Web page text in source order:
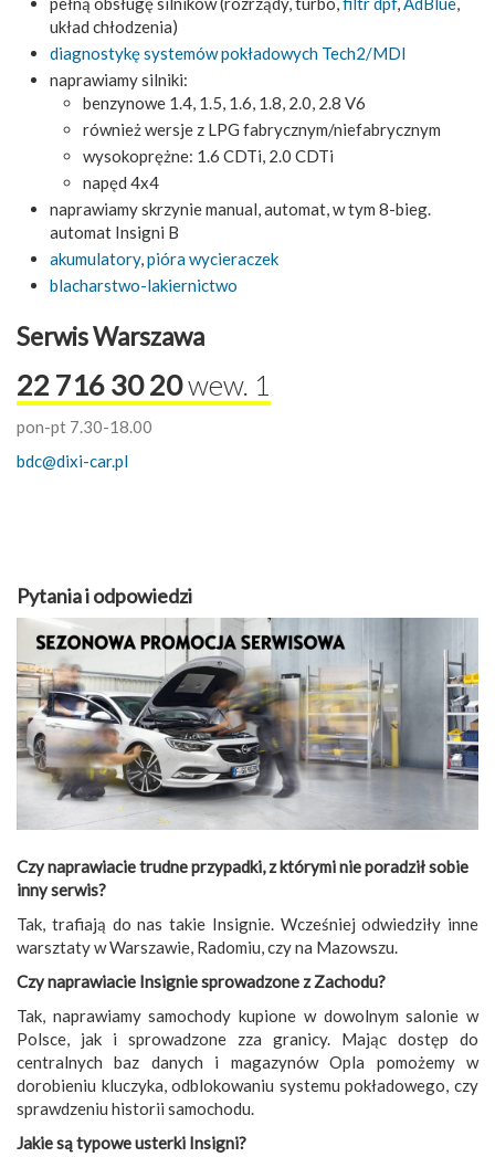
układ chłodzenia)
diagnostykę systemów pokładowych Tech2/MDI
naprawiamy silniki:
benzynowe 1.4, 1.5, 1.6, 1.8, 2.0, 2.8 V6
również wersje z LPG fabrycznym/niefabrycznym
wysokoprężne: 1.6 CDTi, 2.0 CDTi
napęd 4x4
naprawiamy skrzynie manual, automat, w tym 8-bieg.
automat Insigni B
akumulatory,pióra wycieraczek
blacharstwo-lakiernictwo
Serwis Warszawa
22 716 30 20wew. 1
pon-pt 7.30-18.00
bdc@dixi-car.pl
Pytania i odpowiedzi
Czy naprawiacie trudne przypadki, z którymi nie poradził sobie
inny serwis?
Tak, trafiają do nas takie Insignie. Wcześniej odwiedziły inne
warsztaty w Warszawie, Radomiu, czy na Mazowszu.
Czy naprawiacie Insignie sprowadzone z Zachodu?
Tak, naprawiamy samochody kupione w dowolnym salonie w
Polsce, jak i sprowadzone zza granicy. Mając dostęp do
centralnych baz danych i magazynów Opla pomożemy w
dorobieniu kluczyka, odblokowaniu systemu pokładowego, czy
sprawdzeniu historii samochodu.
Jakie są typowe usterki Insigni?